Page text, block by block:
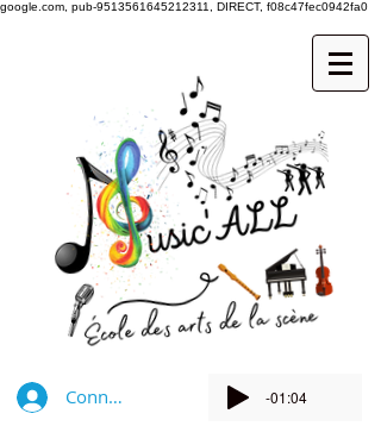
google.com, pub-9513561645212311, DIRECT, f08c47fec0942fa0
Connexion -01:04